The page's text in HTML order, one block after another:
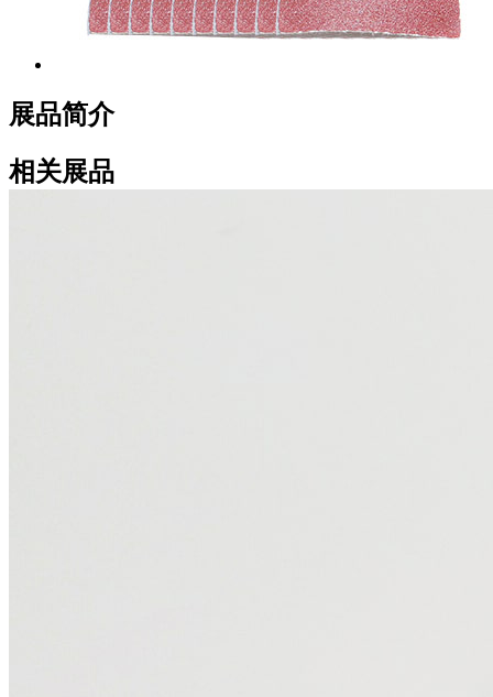
展品简介
相关展品